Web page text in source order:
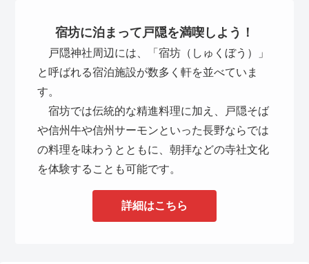
宿坊に泊まって戸隠を満喫しよう！
戸隠神社周辺には、「宿坊（しゅくぼう）」
と呼ばれる宿泊施設が数多く軒を並べていま
す。
宿坊では伝統的な精進料理に加え、戸隠そば
や信州牛や信州サーモンといった長野ならでは
の料理を味わうとともに、朝拝などの寺社文化
を体験することも可能です。
詳細はこちら